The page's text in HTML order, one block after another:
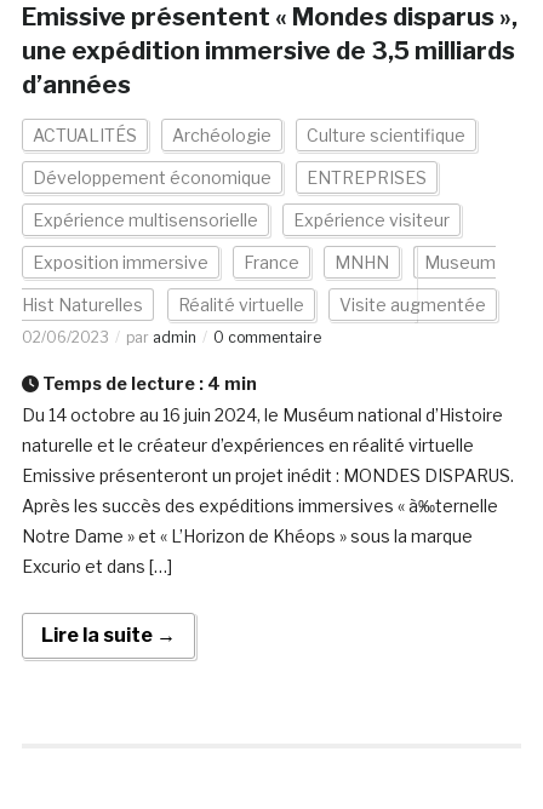
Emissive présentent « Mondes disparus »,
une expédition immersive de 3,5 milliards
d’années
ACTUALITÉS Archéologie Culture scientifique
Développement économique ENTREPRISES
Expérience multisensorielle Expérience visiteur
Exposition immersive France MNHN Museum
Hist Naturelles Réalité virtuelle Visite augmentée
02/06/2023 par admin 0 commentaire
Temps de lecture : 4 min
Du 14 octobre au 16 juin 2024, le Muséum national d’Histoire
naturelle et le créateur d’expériences en réalité virtuelle
Emissive présenteront un projet inédit : MONDES DISPARUS.
Après les succès des expéditions immersives « à‰ternelle
Notre Dame » et « L’Horizon de Khéops » sous la marque
Excurio et dans […]
Lire la suite →